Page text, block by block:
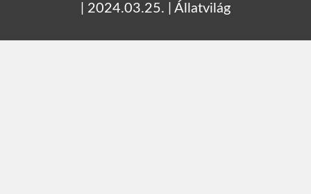
2024.03.25. Állatvilág